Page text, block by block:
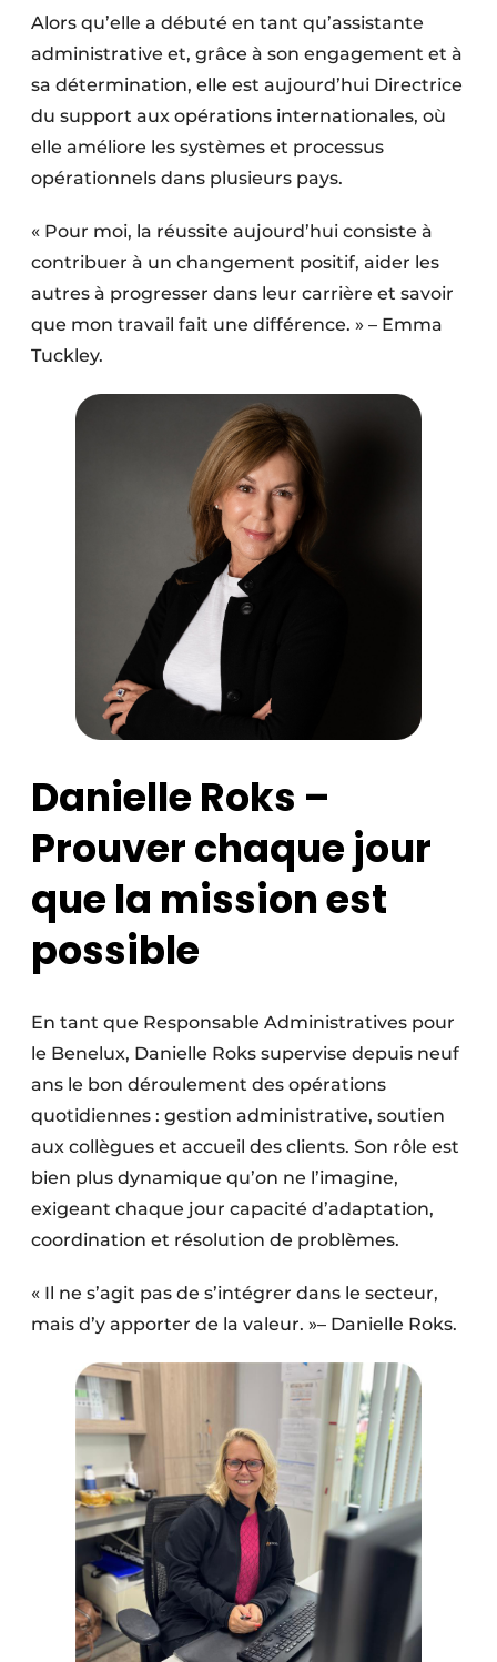
Alors qu’elle a débuté en tant qu’assistante
administrative et, grâce à son engagement et à
sa détermination, elle est aujourd’hui Directrice
du support aux opérations internationales, où
elle améliore les systèmes et processus
opérationnels dans plusieurs pays.
« Pour moi, la réussite aujourd’hui consiste à
contribuer à un changement positif, aider les
autres à progresser dans leur carrière et savoir
que mon travail fait une différence. » – Emma
Tuckley.
Danielle Roks –
Prouver chaque jour
que la mission est
possible
En tant que Responsable Administratives pour
le Benelux, Danielle Roks supervise depuis neuf
ans le bon déroulement des opérations
quotidiennes : gestion administrative, soutien
aux collègues et accueil des clients. Son rôle est
bien plus dynamique qu’on ne l’imagine,
exigeant chaque jour capacité d’adaptation,
coordination et résolution de problèmes.
« Il ne s’agit pas de s’intégrer dans le secteur,
mais d’y apporter de la valeur. »– Danielle Roks.